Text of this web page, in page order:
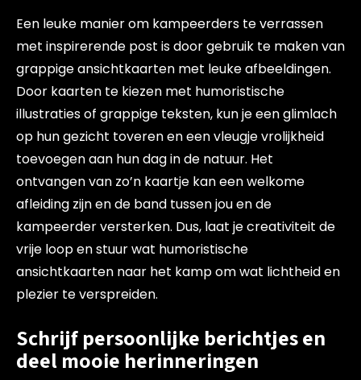
Een leuke manier om kampeerders te verrassen
met inspirerende post is door gebruik te maken van
grappige ansichtkaarten met leuke afbeeldingen.
Door kaarten te kiezen met humoristische
illustraties of grappige teksten, kun je een glimlach
op hun gezicht toveren en een vleugje vrolijkheid
toevoegen aan hun dag in de natuur. Het
ontvangen van zo’n kaartje kan een welkome
afleiding zijn en de band tussen jou en de
kampeerder versterken. Dus, laat je creativiteit de
vrije loop en stuur wat humoristische
ansichtkaarten naar het kamp om wat lichtheid en
plezier te verspreiden.
Schrijf persoonlijke berichtjes en
deel mooie herinneringen